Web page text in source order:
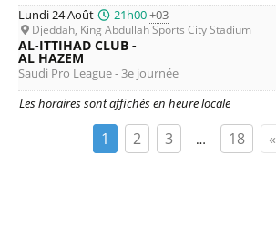
Les horaires sont affichés en heure locale
Lundi 24 Août 21h00+03
Djeddah, King Abdullah Sports City Stadium
AL-ITTIHAD CLUB -
AL HAZEM
Saudi Pro League - 3e journée
1 2 3 … 18 «